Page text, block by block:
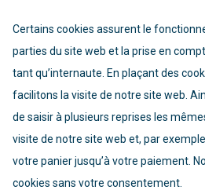
Certains cookies assurent le
parties du site web et la prise en
tant qu’internaute. En plaçant des
facilitons la visite de notre site web.
de saisir à plusieurs reprises les
visite de notre site web et, par
votre panier jusqu’à votre paiement.
cookies sans votre consentement.